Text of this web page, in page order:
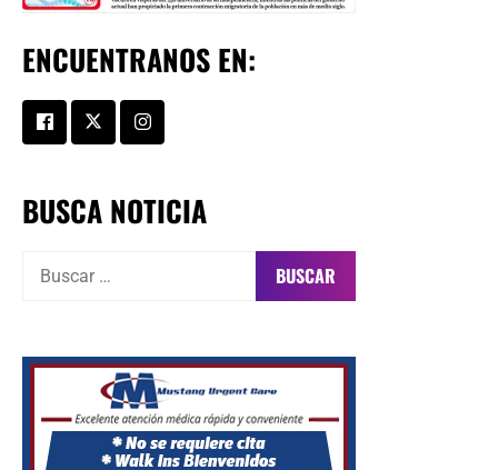
ENCUENTRANOS EN:
BUSCA NOTICIA
Buscar: